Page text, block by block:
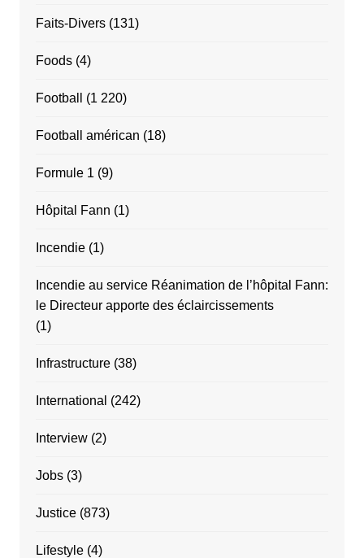
Faits-Divers(131)
Foods(4)
Football (1 220)
Football américan (18)
Formule 1 (9)
Hôpital Fann (1)
Incendie(1)
Incendie au service Réanimation de l’hôpital Fann:
le Directeur apporte des éclaircissements
(1)
Infrastructure(38)
International (242)
Interview(2)
Jobs(3)
Justice(873)
Lifestyle(4)